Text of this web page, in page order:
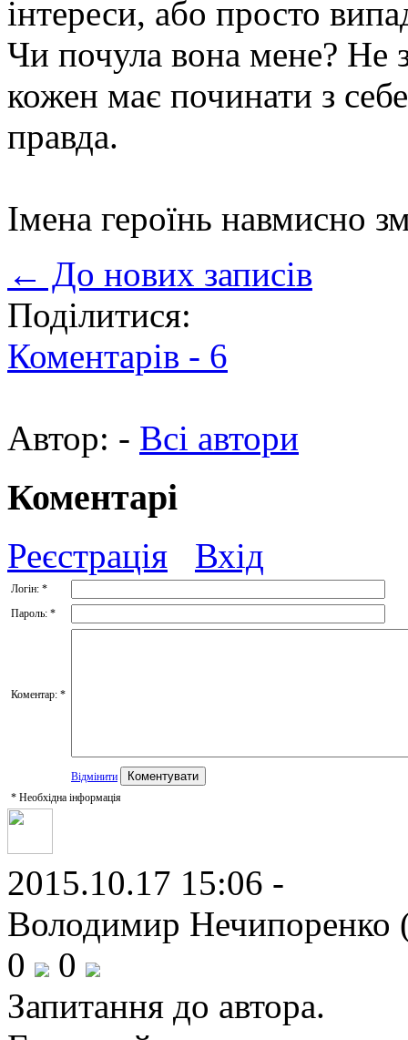
інтереси, або просто
Чи почула вона мене? Не
кожен має починати з
правда.
Імена героїнь навмисно
← До нових записів
Поділитися:
Коментарів - 6
Автор: - Всі автори
Коментарі
Реєстрація Вхід
Логін: *
Пароль: *
Коментар: *
Відмінити
* Необхідна інформація
2015.10.17 15:06 -
Володимир Нечипоренко
0
0
Запитання до автора.